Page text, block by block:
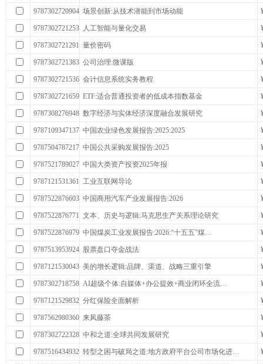
9787302720904 场景创新:从技术潜能到市场动能
9787302721253 人工智能与量化交易
9787302721291 量价密码
9787302721383 公司治理:微课版
9787302721536 会计信息系统实务教程
9787302721659 ETF:适合普通投资者的低成本指数基金
9787308276948 数字经济与实体经济深度融合发展研究
9787109347137 中国农业绿色发展报告:2025:2025
9787504787217 中国公共采购发展报告:2025
9787521789027 中国大类资产投资2025年报
9787121531361 工业互联网导论
9787522876603 中国商用汽车产业发展报告:2026
9787522876771 文本、历史与逻辑:马克思生产关系理论研究
9787522876979 中国煤炭工业发展报告:2026:“十五五”煤…
9787513953924 股票盘口夺金战法
9787121530043 美的增长逻辑:品牌、渠道、战略三重引擎
9787302718758 AI超级个体:自媒体+办公提效+商业闭环全流…
9787121529832 分红保险全面解析
9787562980360 来凤藤茶
9787302722328 中和之道:全球共同发展研究
9787516434932 转型之困与破局之道:地方政府平台公司市场化进…